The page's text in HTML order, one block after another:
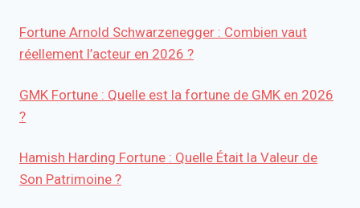
Fortune Arnold Schwarzenegger : Combien vaut
réellement l’acteur en 2026 ?
GMK Fortune : Quelle est la fortune de GMK en 2026
?
Hamish Harding Fortune : Quelle Était la Valeur de
Son Patrimoine ?